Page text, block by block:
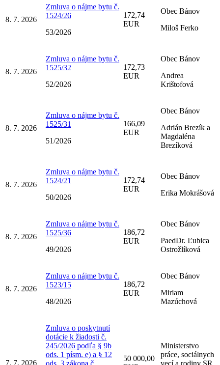
8. 7. 2026
Zmluva o nájme bytu č.
1524/26
53/2026
172,74
EUR
Obec Bánov
Miloš Ferko
8. 7. 2026
Zmluva o nájme bytu č.
1525/32
52/2026
172,73
EUR
Obec Bánov
Andrea
Krištofová
8. 7. 2026
Zmluva o nájme bytu č.
1525/31
51/2026
166,09
EUR
Obec Bánov
Adrián Brezík a
Magdaléna
Brezíková
8. 7. 2026
Zmluva o nájme bytu č.
1524/21
50/2026
172,74
EUR
Obec Bánov
Erika Mokrášová
8. 7. 2026
Zmluva o nájme bytu č.
1525/36
49/2026
186,72
EUR
Obec Bánov
PaedDr. Ľubica
Ostrožlíková
8. 7. 2026
Zmluva o nájme bytu č.
1523/15
48/2026
186,72
EUR
Obec Bánov
Miriam
Mazúchová
7. 7. 2026
Zmluva o poskytnutí
dotácie k žiadosti č.
245/2026 podľa § 9b
ods. 1 písm. e) a § 12
ods. 3 zákona č.
50 000,00
Ministerstvo
práce, sociálnych
vecí a rodiny SR